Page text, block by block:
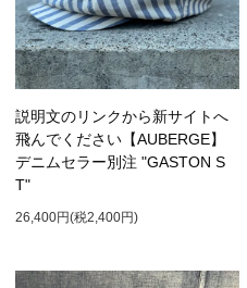
説明文のリンクから新サイトへ
飛んでください【AUBERGE】
デニムセラー別注 "GASTON S
T"
26,400円(税2,400円)